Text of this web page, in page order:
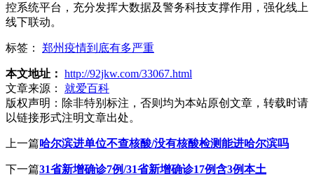
控系统平台，充分发挥大数据及警务科技支撑作用，强化线上
线下联动。
标签： 郑州疫情到底有多严重
本文地址： http://92jkw.com/33067.html
文章来源：
就爱百科
版权声明： 除非特别标注，否则均为本站原创文章，转载时请
以链接形式注明文章出处。
上一篇哈尔滨进单位不查核酸/没有核酸检测能进哈尔滨吗
下一篇31省新增确诊7例/31省新增确诊17例含3例本土